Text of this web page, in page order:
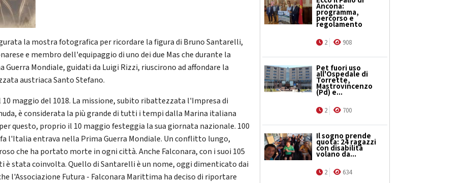
la mostra fotografica per ricordare la figura di Bruno Santarelli,
e membro dell'equipaggio di uno dei due Mas che durante la
Guerra Mondiale, guidati da Luigi Rizzi, riuscirono ad affondare la
austriaca Santo Stefano.
10 maggio del 1018. La missione, subito ribattezzata l'Impresa di
è considerata la più grande di tutti i tempi dalla Marina italiana
questo, proprio il 10 maggio festeggia la sua giornata nazionale. 100
l'Italia entrava nella Prima Guerra Mondiale. Un conflitto lungo,
che ha portato morte in ogni città. Anche Falconara, con i suoi 105
è stata coinvolta. Quello di Santarelli è un nome, oggi dimenticato dai
l'Associazione Futura - Falconara Marittima ha deciso di riportare
Ancona:
programma,
percorso e
regolamento
2 908
Pet fuori uso
all'Ospedale di
Torrette,
Mastrovincenzo
(Pd) e...
2 700
Il sogno prende
quota: 24 ragazzi
con disabilità
volano da...
2 634